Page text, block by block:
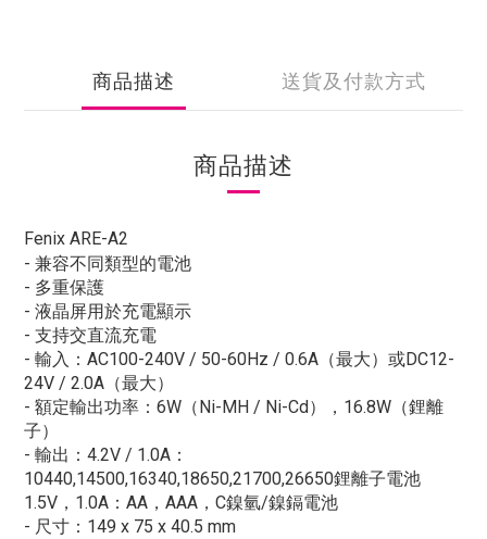
商品描述 送貨及付款方式
商品描述
Fenix ARE-A2
- 兼容不同類型的電池
- 多重保護
- 液晶屏用於充電顯示
- 支持交直流充電
- 輸入：AC100-240V / 50-60Hz / 0.6A（最大）或DC12-
24V / 2.0A（最大）
- 額定輸出功率：6W（Ni-MH / Ni-Cd），16.8W（鋰離
子）
- 輸出：4.2V / 1.0A：
10440,14500,16340,18650,21700,26650鋰離子電池
1.5V，1.0A：AA，AAA，C鎳氫/鎳鎘電池
- 尺寸：149 x 75 x 40.5 mm